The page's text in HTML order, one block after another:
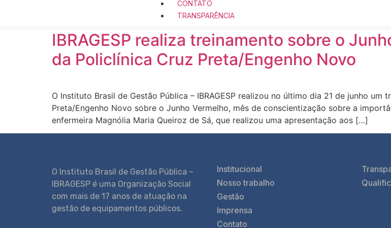
CONTATO
TRANSPARÊNCIA
IBRAGESP realiza treinamento sobre o
da Policlínica Cruz Preta/Engenho Novo
O Instituto Brasil de Gestão Pública – IBRAGESP realizou no último dia 21 de junho
Preta/Engenho Novo sobre o Junho Vermelho, mês de conscientização sobre a
enfermeira Magnólia Maria Queiroz de Sá, que realizou uma apresentação aos […]
O Instituto Brasil de Gestão Pública –
IBRAGESP é uma Organização Social
com mais de 17 anos de atuação na
gestão de equipamentos públicos.
Institucional
Nosso trabalho
Gestão
Imprensa
Contato